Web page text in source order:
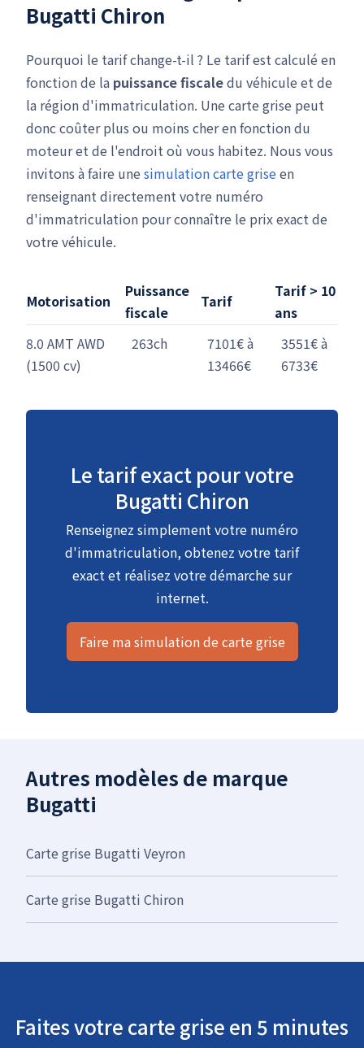
Bugatti Chiron
Pourquoi le tarif change-t-il ? Le tarif est calculé en
fonction de la puissance fiscaledu véhicule et de
la région d'immatriculation. Une carte grise peut
donc coûter plus ou moins cher en fonction du
moteur et de l'endroit où vous habitez. Nous vous
invitons à faire une simulation carte griseen
renseignant directement votre numéro
d'immatriculation pour connaître le prix exact de
votre véhicule.
Motorisation
Puissance
fiscale
Tarif
Tarif > 10
ans
8.0 AMT AWD
(1500 cv)
263ch
7101€ à
13466€
3551€ à
6733€
Le tarif exact pour votre
Bugatti Chiron
Renseignez simplement votre numéro
d'immatriculation, obtenez votre tarif
exact et réalisez votre démarche sur
internet.
Faire ma simulation de carte grise
Autres modèles de marque
Bugatti
Carte grise Bugatti Veyron
Carte grise Bugatti Chiron
Faites votre carte grise en 5 minutes